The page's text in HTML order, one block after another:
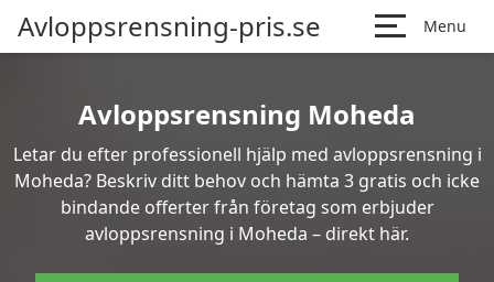
Avloppsrensning-pris.se Menu
Avloppsrensning Moheda
Letar du efter professionell hjälp med avloppsrensning i
Moheda? Beskriv ditt behov och hämta 3 gratis och icke
bindande offerter från företag som erbjuder
avloppsrensning i Moheda – direkt här.